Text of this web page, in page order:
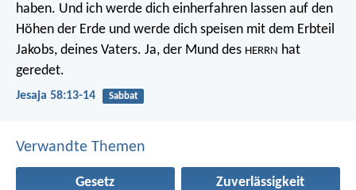
haben. Und ich werde dich einherfahren lassen auf den
Höhen der Erde und werde dich speisen mit dem Erbteil
Jakobs, deines Vaters. Ja, der Mund des HERRN hat
geredet.
Jesaja 58:13-14 Sabbat
Verwandte Themen
Gesetz Zuverlässigkeit